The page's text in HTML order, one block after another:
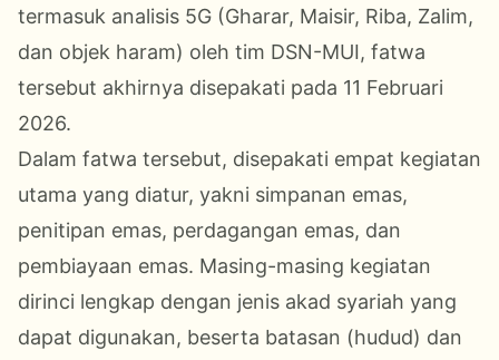
termasuk analisis 5G (Gharar, Maisir, Riba, Zalim,
dan objek haram) oleh tim DSN-MUI, fatwa
tersebut akhirnya disepakati pada 11 Februari
2026.
Dalam fatwa tersebut, disepakati empat kegiatan
utama yang diatur, yakni simpanan emas,
penitipan emas, perdagangan emas, dan
pembiayaan emas. Masing-masing kegiatan
dirinci lengkap dengan jenis akad syariah yang
dapat digunakan, beserta batasan (hudud) dan